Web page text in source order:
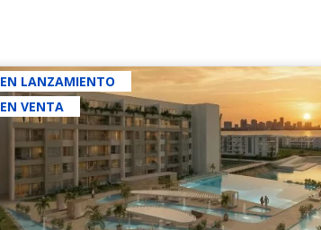
EN LANZAMIENTO
EN VENTA